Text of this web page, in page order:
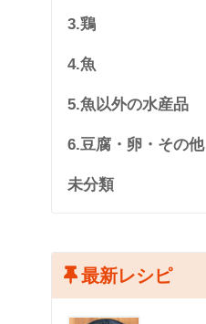
3.鶏
4.魚
5.魚以外の水産品
6.豆腐・卵・その他
未分類
最新レシピ